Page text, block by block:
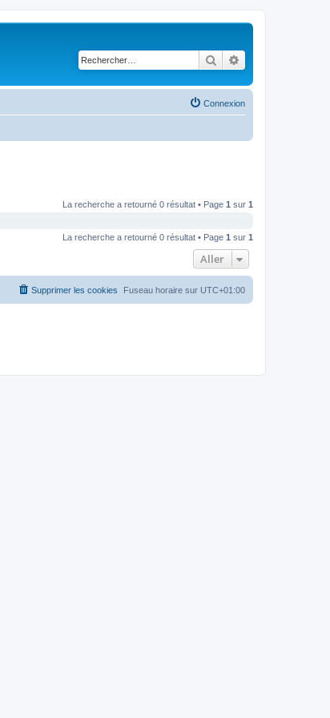
Rechercher
Connexion
La recherche a retourné 0 résultat • Page 1 sur 1
La recherche a retourné 0 résultat • Page 1 sur 1
Aller
Fuseau horaire sur UTC+01:00
Supprimer les cookies